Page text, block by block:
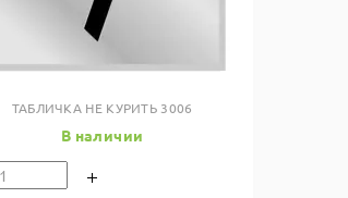
Купить в один клик
ТАБЛИЧКА НЕ КУРИТЬ 3006
В наличии